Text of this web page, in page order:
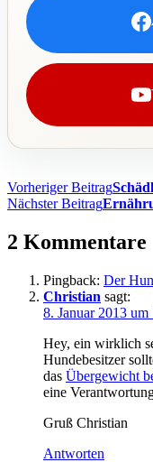
Vorheriger Beitrag
Nächster Beitrag
2 Kommentare
Pingback: Der
Christian sagt:
8. Januar 2013
Hey, ein wirklich
Hundebesitzer
das Übergewicht
eine
Gruß Christian
Antworten